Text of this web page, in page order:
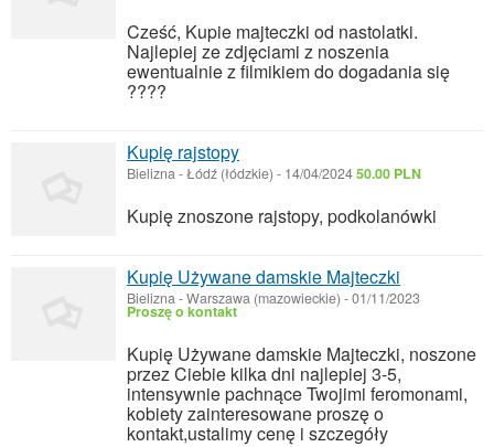
Cześć, Kupie majteczki od nastolatki.
Najlepiej ze zdjęciami z noszenia
ewentualnie z filmikiem do dogadania się
????
Kupię rajstopy
Bielizna-Łódź (łódzkie) - 14/04/202450.00 PLN
Kupię znoszone rajstopy, podkolanówki
Kupię Używane damskie Majteczki
Bielizna-Warszawa (mazowieckie) -01/11/2023
Proszę o kontakt
Kupię Używane damskie Majteczki, noszone
przez Ciebie kilka dni najlepiej 3-5,
intensywnie pachnące Twojimi feromonami,
kobiety zainteresowane proszę o
kontakt,ustalimy cenę i szczegóły